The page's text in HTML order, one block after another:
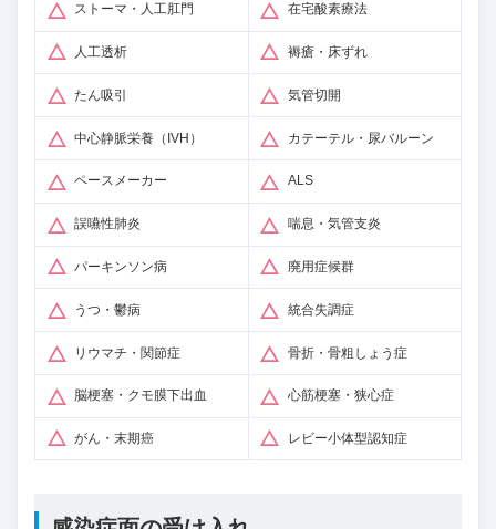
ストーマ・人工肛門 在宅酸素療法
人工透析 褥瘡・床ずれ
たん吸引 気管切開
中心静脈栄養（IVH） カテーテル・尿バルーン
ペースメーカー ALS
誤嚥性肺炎 喘息・気管支炎
パーキンソン病 廃用症候群
うつ・鬱病 統合失調症
リウマチ・関節症 骨折・骨粗しょう症
脳梗塞・クモ膜下出血 心筋梗塞・狭心症
がん・末期癌 レビー小体型認知症